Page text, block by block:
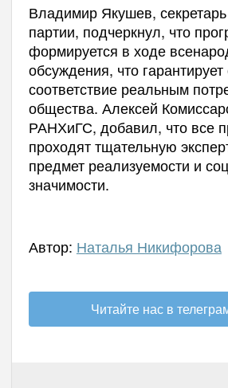
Владимир Якушев,
партии, подчеркнул, что
формируется в ходе
обсуждения, что гарантирует
соответствие реальным
общества. Алексей
РАНХиГС, добавил, что все
проходят тщательную
предмет реализуемости и
значимости.
Автор: Наталья Никифорова
Читайте нас в